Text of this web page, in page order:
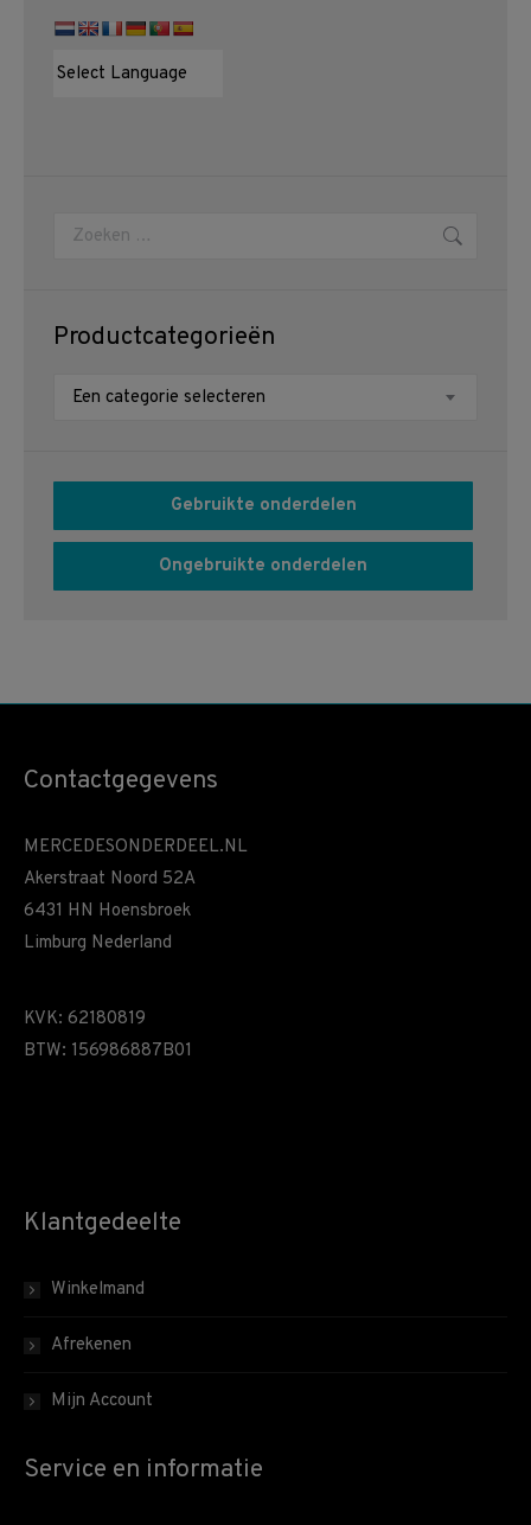
Zoeken:
Productcategorieën
Een categorie selecteren
Gebruikte onderdelen
Ongebruikte onderdelen
Contactgegevens
MERCEDESONDERDEEL.NL
Akerstraat Noord 52A
6431 HN Hoensbroek
Limburg Nederland
KVK: 62180819
BTW: 156986887B01
Klantgedeelte
Winkelmand
Afrekenen
Mijn Account
Service en informatie